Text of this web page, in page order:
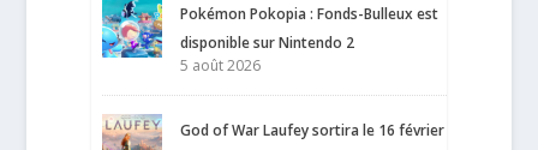
Pokémon Pokopia : Fonds-Bulleux est
disponible sur Nintendo 2
5 août 2026
God of War Laufey sortira le 16 février